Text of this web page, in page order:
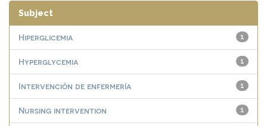
Subject
1
Hiperglicemia
1
Hyperglycemia
1
Intervención de enfermería
1
Nursing intervention